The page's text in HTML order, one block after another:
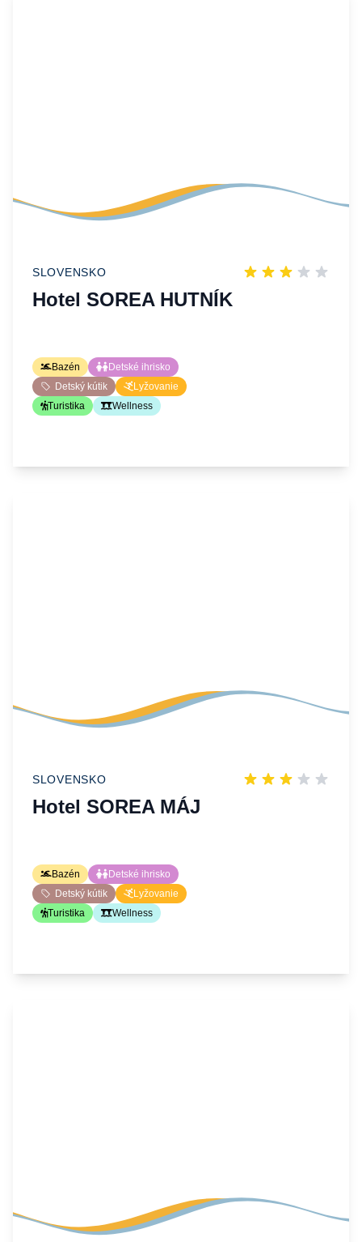
SLOVENSKO
Hotel SOREA HUTNÍK
Bazén
Detské ihrisko
Detský kútik
Lyžovanie
Turistika
Wellness
SLOVENSKO
Hotel SOREA MÁJ
Bazén
Detské ihrisko
Detský kútik
Lyžovanie
Turistika
Wellness